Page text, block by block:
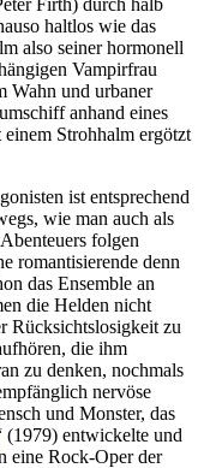
Firth) durch halb
haltlos wie das
also seiner hormonell
Vampirfrau
Wahn und urbaner
anhand eines
Strohhalm ergötzt
ist entsprechend
wie man auch als
folgen
romantisierende denn
das Ensemble an
die Helden nicht
Rücksichtslosigkeit zu
die ihm
zu denken, nochmals
nervöse
und Monster, das
(1979) entwickelte und
eine Rock-Oper der